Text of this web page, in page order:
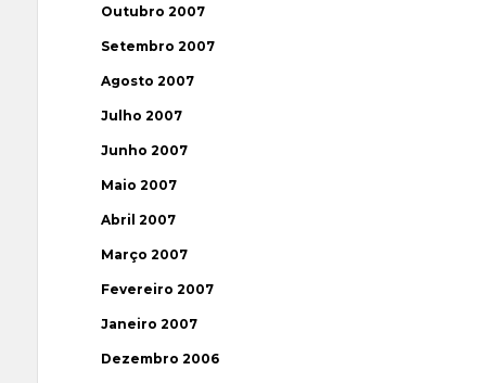
Outubro 2007
Setembro 2007
Agosto 2007
Julho 2007
Junho 2007
Maio 2007
Abril 2007
Março 2007
Fevereiro 2007
Janeiro 2007
Dezembro 2006